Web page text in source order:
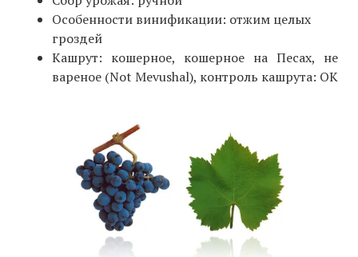
Особенности винификации: отжим целых
гроздей
Кашрут: кошерное, кошерное на Песах, не
вареное (Not Mevushal), контроль кашрута: ОК